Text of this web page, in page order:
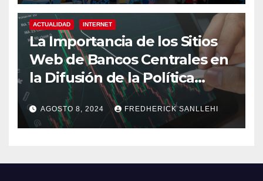
ACTUALIDAD INTERNET
La Importancia de los Sitios
Web de Bancos Centrales en
la Difusión de la Política
Monetaria
AGOSTO 8, 2024 FREDHERICK SANLLEHI